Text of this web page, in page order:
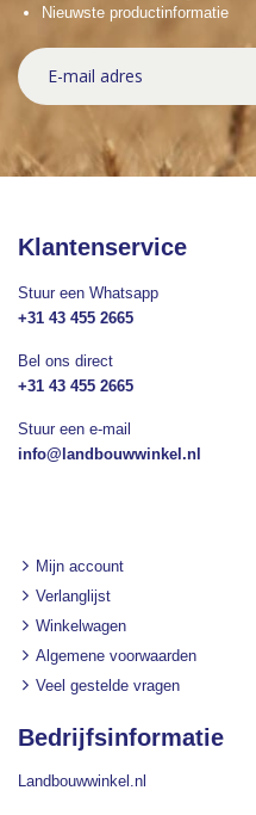
Nieuwste productinformatie
Abonneer
u
op
Klantenservice
Stuur een Whatsapp
+31 43 455 2665
Bel ons direct
+31 43 455 2665
Stuur een e-mail
info@landbouwwinkel.nl
Mijn account
Verlanglijst
Winkelwagen
Algemene voorwaarden
Veel gestelde vragen
Bedrijfsinformatie
Landbouwwinkel.nl